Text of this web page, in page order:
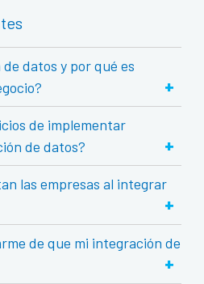
datos y por qué es
+
de implementar
de datos?
+
las empresas al integrar
+
de que mi integración de
+